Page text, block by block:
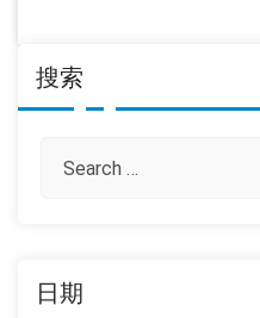
搜索
日期